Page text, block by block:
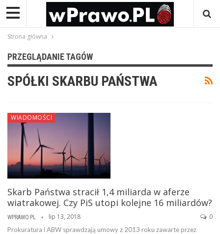
Strona główna
PRZEGLĄDANIE TAGÓW
SPÓŁKI SKARBU PAŃSTWA
WIADOMOŚCI
Skarb Państwa stracił 1,4 miliarda w aferze
wiatrakowej. Czy PiS utopi kolejne 16 miliardów?
WPRAWO.PL lip 13, 2018 0
Prokuratura i ABW sprawdzają umowy z 2013 roku zawarte przez